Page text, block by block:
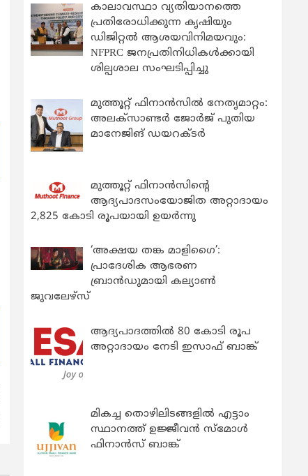
കാലാവസ്ഥാ വ്യതിയാനത്തെ
പ്രതിരോധിക്കുന്ന കൃഷിയും
ഡിജിറ്റൽ ആശയവിനിമയവും:
NFPRC ജനപ്രതിനിധികൾക്കായി
ശില്പശാല സംഘടിപ്പിച്ചു
മുത്തൂറ്റ് ഫിനാൻസിൽ നേതൃമാറ്റം:
അലക്സാണ്ടർ ജോർജ് പുതിയ
മാനേജിങ് ഡയറക്ടർ
മുത്തൂറ്റ് ഫിനാൻസിന്റെ
ആദ്യപാദസംയോജിത അറ്റാദായം
2,825 കോടി രൂപയായി ഉയർന്നു
‘അക്ഷയ തങ്ക മാളിഗൈ’:
പ്രാദേശിക ആഭരണ
ബ്രാന്‍ഡുമായി കല്യാണ്‍
ജുവലേഴ്‌സ്
ആദ്യപാദത്തിൽ 80 കോടി രൂപ
അറ്റാദായം നേടി ഇസാഫ് ബാങ്ക്
മികച്ച തൊഴിലിടങ്ങളിൽ എട്ടാം
സ്ഥാനത്ത് ഉജ്ജീവൻ സ്മോൾ
ഫിനാൻസ് ബാങ്ക്